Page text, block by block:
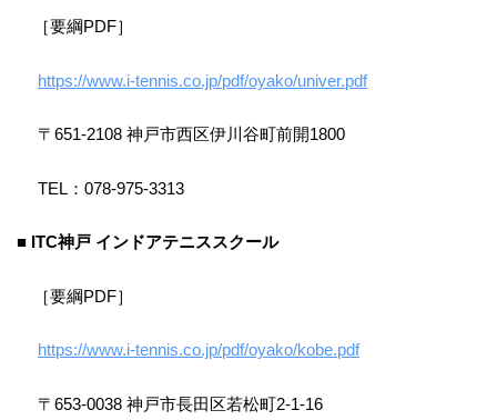
［要綱PDF］
https://www.i-tennis.co.jp/pdf/oyako/univer.pdf
〒651-2108 神戸市西区伊川谷町前開1800
TEL：078-975-3313
■ ITC神戸 インドアテニススクール
［要綱PDF］
https://www.i-tennis.co.jp/pdf/oyako/kobe.pdf
〒653-0038 神戸市長田区若松町2-1-16